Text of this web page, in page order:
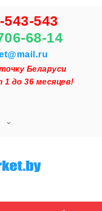
543-543
68-14
Беларуси
1 до 36 месяцев!